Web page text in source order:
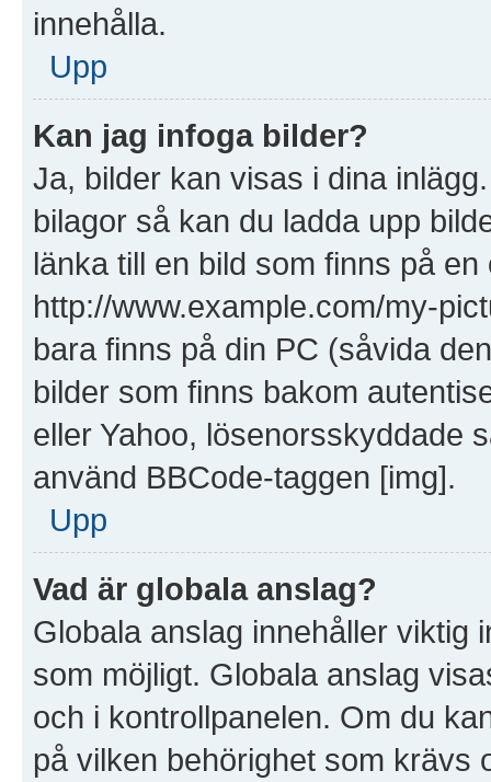
innehålla.
Upp
Kan jag infoga bilder?
Ja, bilder kan visas i dina
bilagor så kan du ladda upp
länka till en bild som finns på
http://www.example.com/my-
bara finns på din PC (såvida
bilder som finns bakom
eller Yahoo, lösenorsskyddade
använd BBCode-taggen [img].
Upp
Vad är globala anslag?
Globala anslag innehåller viktig
som möjligt. Globala anslag
och i kontrollpanelen. Om du
på vilken behörighet som krävs